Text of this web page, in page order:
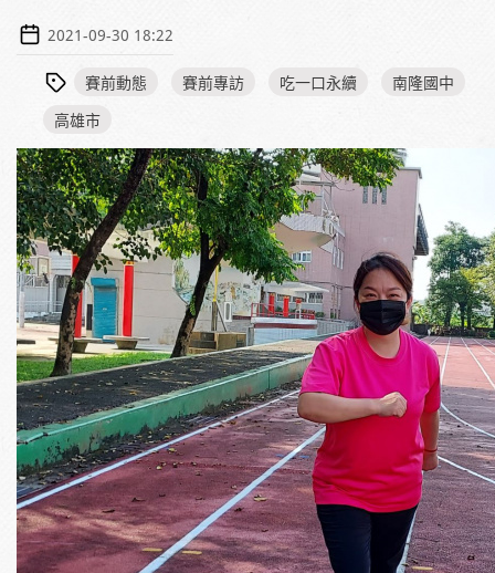
2021-09-30 18:22
賽前動態 賽前專訪 吃一口永續
南隆國中
高雄市